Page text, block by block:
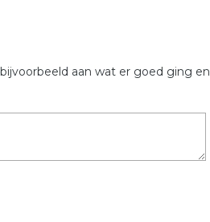
aan wat er goed ging en